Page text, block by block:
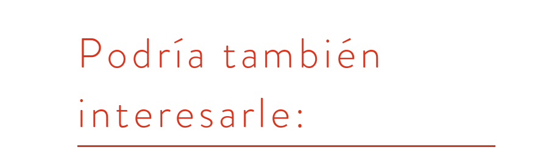
Podría también
interesarle: